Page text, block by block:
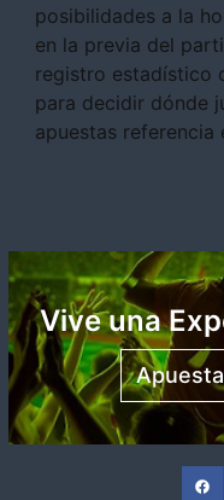
posibilidades a la
en la previa del
registro estadístico
para decidir dónde
apuestas referencia
Vive una